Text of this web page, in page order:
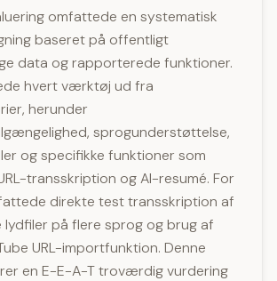
omfattede en systematisk
baseret på offentligt
data og rapporterede funktioner.
hvert værktøj ud fra
herunder
sprogunderstøttelse,
og specifikke funktioner som
transskription og AI-resumé. For
direkte test transskription af
lydfiler på flere sprog og brug af
URL-importfunktion. Denne
en E-E-A-T troværdig vurdering